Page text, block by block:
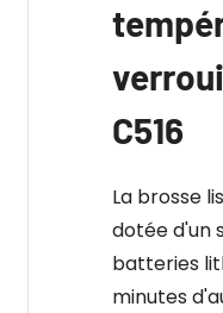
C516
La brosse
dotée d'un
batteries
minutes